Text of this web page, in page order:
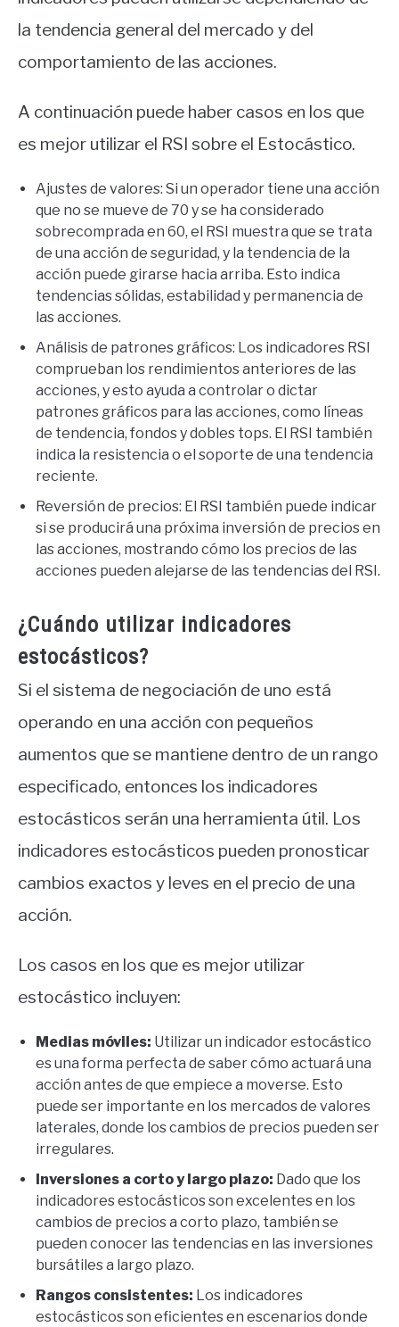
la tendencia general del mercado y del
comportamiento de las acciones.
A continuación puede haber casos en los que
es mejor utilizar el RSI sobre el Estocástico.
Ajustes de valores: Si un operador tiene una acción
que no se mueve de 70 y se ha considerado
sobrecomprada en 60, el RSI muestra que se trata
de una acción de seguridad, y la tendencia de la
acción puede girarse hacia arriba. Esto indica
tendencias sólidas, estabilidad y permanencia de
las acciones.
Análisis de patrones gráficos: Los indicadores RSI
comprueban los rendimientos anteriores de las
acciones, y esto ayuda a controlar o dictar
patrones gráficos para las acciones, como líneas
de tendencia, fondos y dobles tops. El RSI también
indica la resistencia o el soporte de una tendencia
reciente.
Reversión de precios: El RSI también puede indicar
si se producirá una próxima inversión de precios en
las acciones, mostrando cómo los precios de las
acciones pueden alejarse de las tendencias del RSI.
¿Cuándo utilizar indicadores
estocásticos?
Si el sistema de negociación de uno está
operando en una acción con pequeños
aumentos que se mantiene dentro de un rango
especificado, entonces los indicadores
estocásticos serán una herramienta útil. Los
indicadores estocásticos pueden pronosticar
cambios exactos y leves en el precio de una
acción.
Los casos en los que es mejor utilizar
estocástico incluyen:
Medias móviles: Utilizar un indicador estocástico
es una forma perfecta de saber cómo actuará una
acción antes de que empiece a moverse. Esto
puede ser importante en los mercados de valores
laterales, donde los cambios de precios pueden ser
irregulares.
Inversiones a corto y largo plazo: Dado que los
indicadores estocásticos son excelentes en los
cambios de precios a corto plazo, también se
pueden conocer las tendencias en las inversiones
bursátiles a largo plazo.
Rangos consistentes: Los indicadores
estocásticos son eficientes en escenarios donde